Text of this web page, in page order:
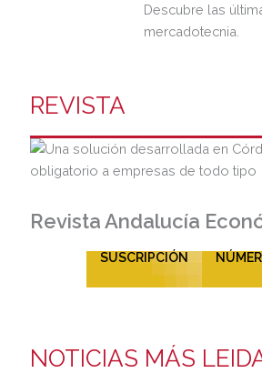
Descubre las
mercadotecnia.
REVISTA
Revista Andalucía
SUSCRIPCIÓN
NOTICIAS MÁS